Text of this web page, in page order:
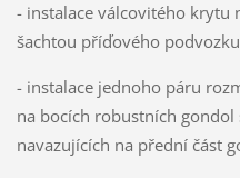
- instalace válcovitého krytu
šachtou příďového podvozku
- instalace jednoho páru
na bocích robustních
navazujících na přední část